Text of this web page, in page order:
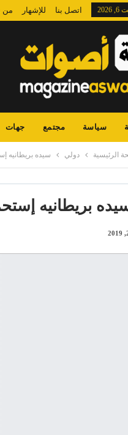
اتصل بنا للإشهار من
سياسة مجتمع جهات
الرئيسية دولي سيده بريطانيه
بريطانيه